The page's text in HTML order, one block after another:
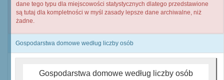
dane tego typu dla miejscowości statystycznych dlatego przedstawione
są tutaj dla kompletności w myśl zasady lepsze dane archiwalne, niż
żadne.
Gospodarstwa domowe według liczby osób
Gospodarstwa domowe według liczby osób